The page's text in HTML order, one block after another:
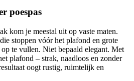
poespas
kom je meestal uit op vaste maten.
stoppen vóór het plafond en grote
te vullen. Niet bepaald elegant. Met
plafond – strak, naadloos en zonder
oogt rustig, ruimtelijk en